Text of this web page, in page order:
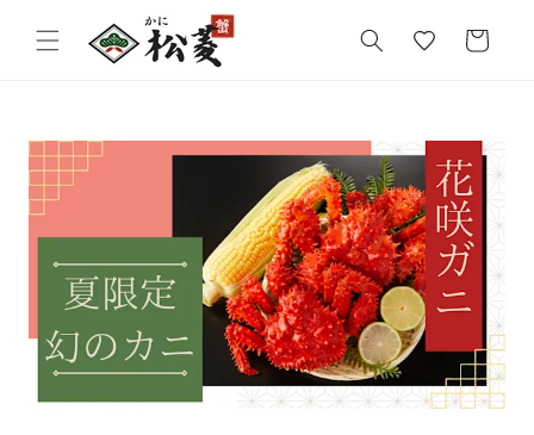
に
ー